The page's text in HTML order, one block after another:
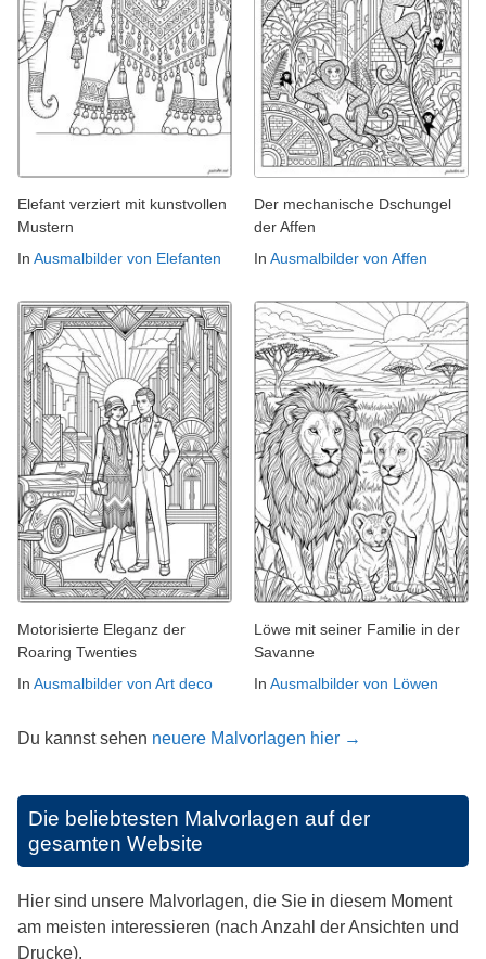
Elefant verziert mit kunstvollen
Mustern
In Ausmalbilder von Elefanten
Der mechanische Dschungel
der Affen
In Ausmalbilder von Affen
Motorisierte Eleganz der
Roaring Twenties
In Ausmalbilder von Art deco
Löwe mit seiner Familie in der
Savanne
In Ausmalbilder von Löwen
Du kannst sehen neuere Malvorlagen hier →
Die beliebtesten Malvorlagen auf der
gesamten Website
Hier sind unsere Malvorlagen, die Sie in diesem Moment
am meisten interessieren (nach Anzahl der Ansichten und
Drucke).